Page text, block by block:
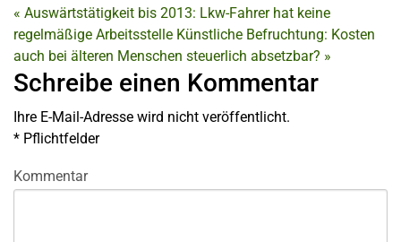
« Auswärtstätigkeit bis 2013: Lkw-Fahrer hat keine
regelmäßige Arbeitsstelle Künstliche Befruchtung: Kosten
auch bei älteren Menschen steuerlich absetzbar? »
Schreibe einen Kommentar
Ihre E-Mail-Adresse wird nicht veröffentlicht.
* Pflichtfelder
Kommentar